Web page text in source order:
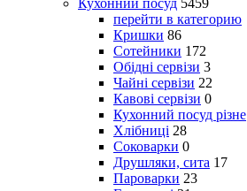
Кухонний посуд 5459
перейти в категорию
Кришки 86
Сотейники 172
Обідні сервізи 3
Чайні сервізи 22
Кавові сервізи 0
Кухонний посуд різне
Хлібниці 28
Соковарки 0
Друшляки, сита 17
Пароварки 23